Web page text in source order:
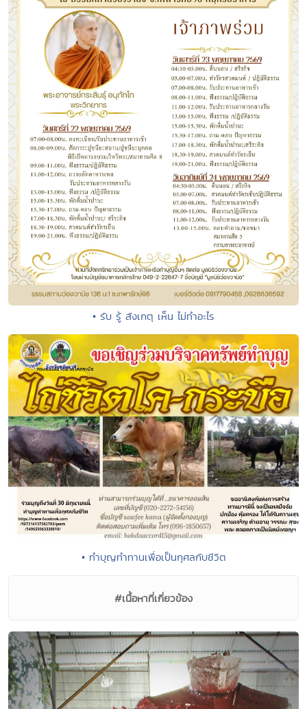
• รับ รู้ สังเกตุ เห็น ไม่ทำอะไร
• ทำบุญทำทานเพื่อเป็นกุศลกับชีวิต
#เนื้อหาที่เกี่ยวข้อง